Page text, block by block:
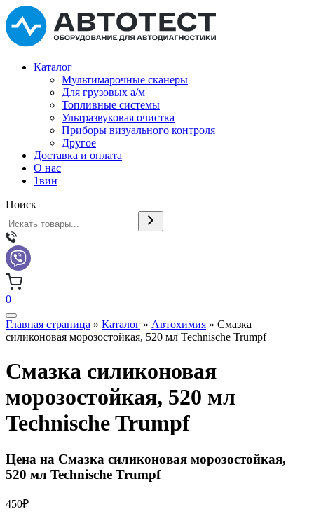
Каталог
Мультимарочные сканеры
Для грузовых а/м
Топливные системы
Ультразвуковая очистка
Приборы визуального контроля
Другое
Доставка и оплата
О нас
1вин
Поиск
0
Главная страница » Каталог » Автохимия » Смазка
силиконовая морозостойкая, 520 мл Technische Trumpf
Смазка силиконовая
морозостойкая, 520 мл
Technische Trumpf
Цена на Смазка силиконовая морозостойкая,
520 мл Technische Trumpf
450₽